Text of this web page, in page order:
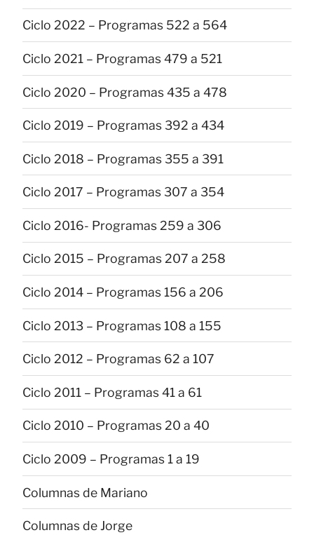
Ciclo 2022 – Programas 522 a 564
Ciclo 2021 – Programas 479 a 521
Ciclo 2020 – Programas 435 a 478
Ciclo 2019 – Programas 392 a 434
Ciclo 2018 – Programas 355 a 391
Ciclo 2017 – Programas 307 a 354
Ciclo 2016- Programas 259 a 306
Ciclo 2015 – Programas 207 a 258
Ciclo 2014 – Programas 156 a 206
Ciclo 2013 – Programas 108 a 155
Ciclo 2012 – Programas 62 a 107
Ciclo 2011 – Programas 41 a 61
Ciclo 2010 – Programas 20 a 40
Ciclo 2009 – Programas 1 a 19
Columnas de Mariano
Columnas de Jorge